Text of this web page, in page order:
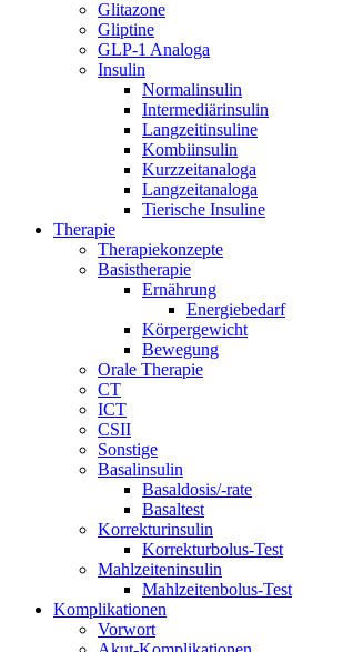
Glitazone
Gliptine
GLP-1 Analoga
Insulin
Normalinsulin
Intermediärinsulin
Langzeitinsuline
Kombiinsulin
Kurzzeitanaloga
Langzeitanaloga
Tierische Insuline
Therapie
Therapiekonzepte
Basistherapie
Ernährung
Energiebedarf
Körpergewicht
Bewegung
Orale Therapie
CT
ICT
CSII
Sonstige
Basalinsulin
Basaldosis/-rate
Basaltest
Korrekturinsulin
Korrekturbolus-Test
Mahlzeiteninsulin
Mahlzeitenbolus-Test
Komplikationen
Vorwort